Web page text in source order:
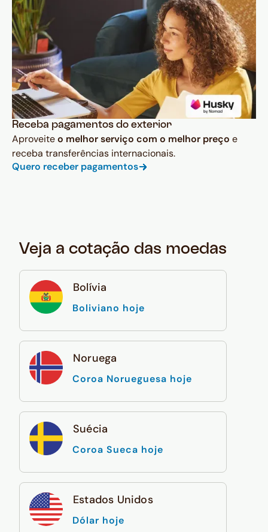
Receba pagamentos do exterior
Aproveiteo melhor serviço com o melhor preço e
receba transferências internacionais.
Quero receber pagamentos
Veja a cotação das moedas
Bolívia
Boliviano hoje
Noruega
Coroa Norueguesa hoje
Suécia
Coroa Sueca hoje
Estados Unidos
Dólar hoje